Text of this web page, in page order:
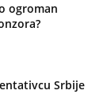
ogroman
Srbije